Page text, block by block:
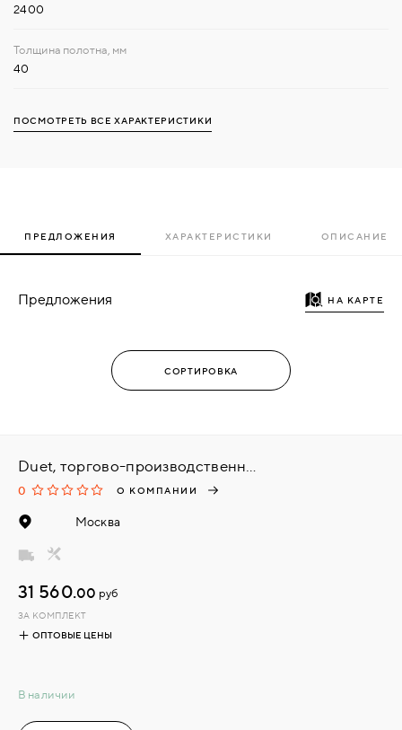
2400
40
ПОСМОТРЕТЬ ВСЕ ХАРАКТЕРИСТИКИ
ПРЕДЛОЖЕНИЯ ХАРАКТЕРИСТИКИ ОПИСАНИЕ
Предложения НА КАРТЕ
Duet, торгово-производственная компания
0 О КОМПАНИИ
Москва
В наличии
31 560.00 руб
ЗА КОМПЛЕКТ
ОПТОВЫЕ ЦЕНЫ